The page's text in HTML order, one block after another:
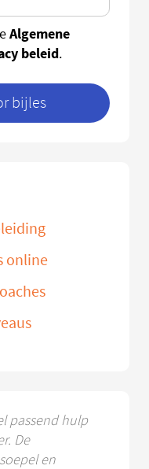
Algemene
beleid.
bijles
online
passend hulp
De
en